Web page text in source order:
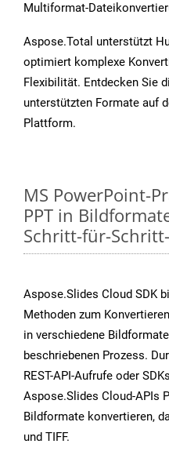
Multiformat-
Aspose.Total unterstützt
optimiert komplexe
Flexibilität. Entdecken Sie
unterstützten Formate auf
Plattform.
MS PowerPoint-
PPT in
Schritt-für-
Aspose.Slides Cloud SDK
Methoden zum
in verschiedene
beschriebenen Prozess.
REST-API-Aufrufe oder
Aspose.Slides Cloud-APIs
Bildformate konvertieren,
und TIFF.